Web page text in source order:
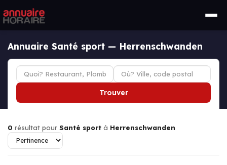
Annuaire Santé sport — Herrenschwanden
Trouver
0 résultat pour Santé sport à Herrenschwanden